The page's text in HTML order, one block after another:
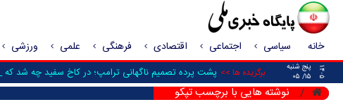
خانه سیاسی اجتماعی اقتصادی فرهنگی علمی ورزشی
۱۴۰۵
پنج شنبه
۱۵/ ۰۵
برگزیده ها >> پشت پرده تصمیم ناگهانی ترامپ؛ در کاخ سفید چه شد که
نوشته هایی با برچسب تپکو